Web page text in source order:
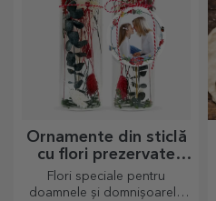
Ornamente din sticlă
cu flori prezervate
personalizate
Flori speciale pentru
doamnele și domnișoarele